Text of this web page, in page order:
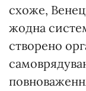
схоже,
жодна
створено